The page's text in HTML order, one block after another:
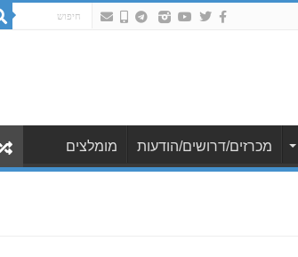
מכרזים/דרושים/הודעות מומלצים